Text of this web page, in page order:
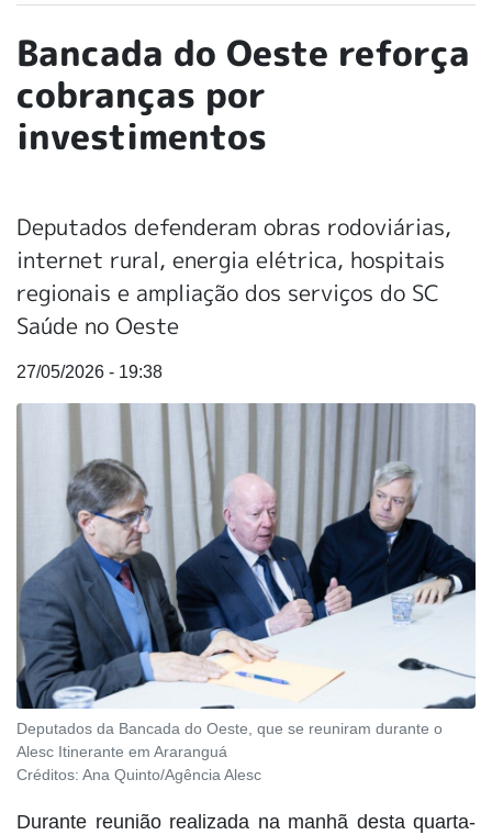
Bancada do Oeste reforça
cobranças por
investimentos
Deputados defenderam obras rodoviárias,
internet rural, energia elétrica, hospitais
regionais e ampliação dos serviços do SC
Saúde no Oeste
27/05/2026 - 19:38
Deputados da Bancada do Oeste, que se reuniram durante o
Alesc Itinerante em Araranguá
Créditos: Ana Quinto/Agência Alesc
Durante reunião realizada na manhã desta quarta-